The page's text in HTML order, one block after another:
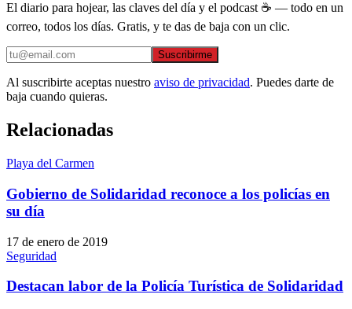
El diario para hojear, las claves del día y el podcast ☕ — todo en un
correo, todos los días. Gratis, y te das de baja con un clic.
Suscribirme
Al suscribirte aceptas nuestro aviso de privacidad. Puedes darte de
baja cuando quieras.
Relacionadas
Playa del Carmen
Gobierno de Solidaridad reconoce a los policías en
su día
17 de enero de 2019
Seguridad
Destacan labor de la Policía Turística de Solidaridad